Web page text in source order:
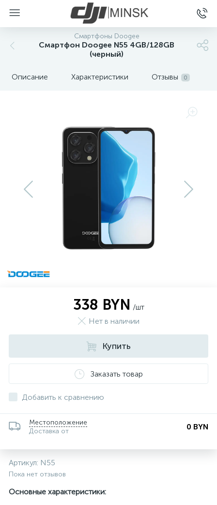
Смартфоны Doogee
Смартфон Doogee N55 4GB/128GB
(черный)
Описание Характеристики Отзывы 0
338 BYN /шт
Нет в наличии
Купить
Заказать товар
Добавить к сравнению
Местоположение
Доставка от
0 BYN
Артикул: N55
Пока нет отзывов
Основные характеристики: